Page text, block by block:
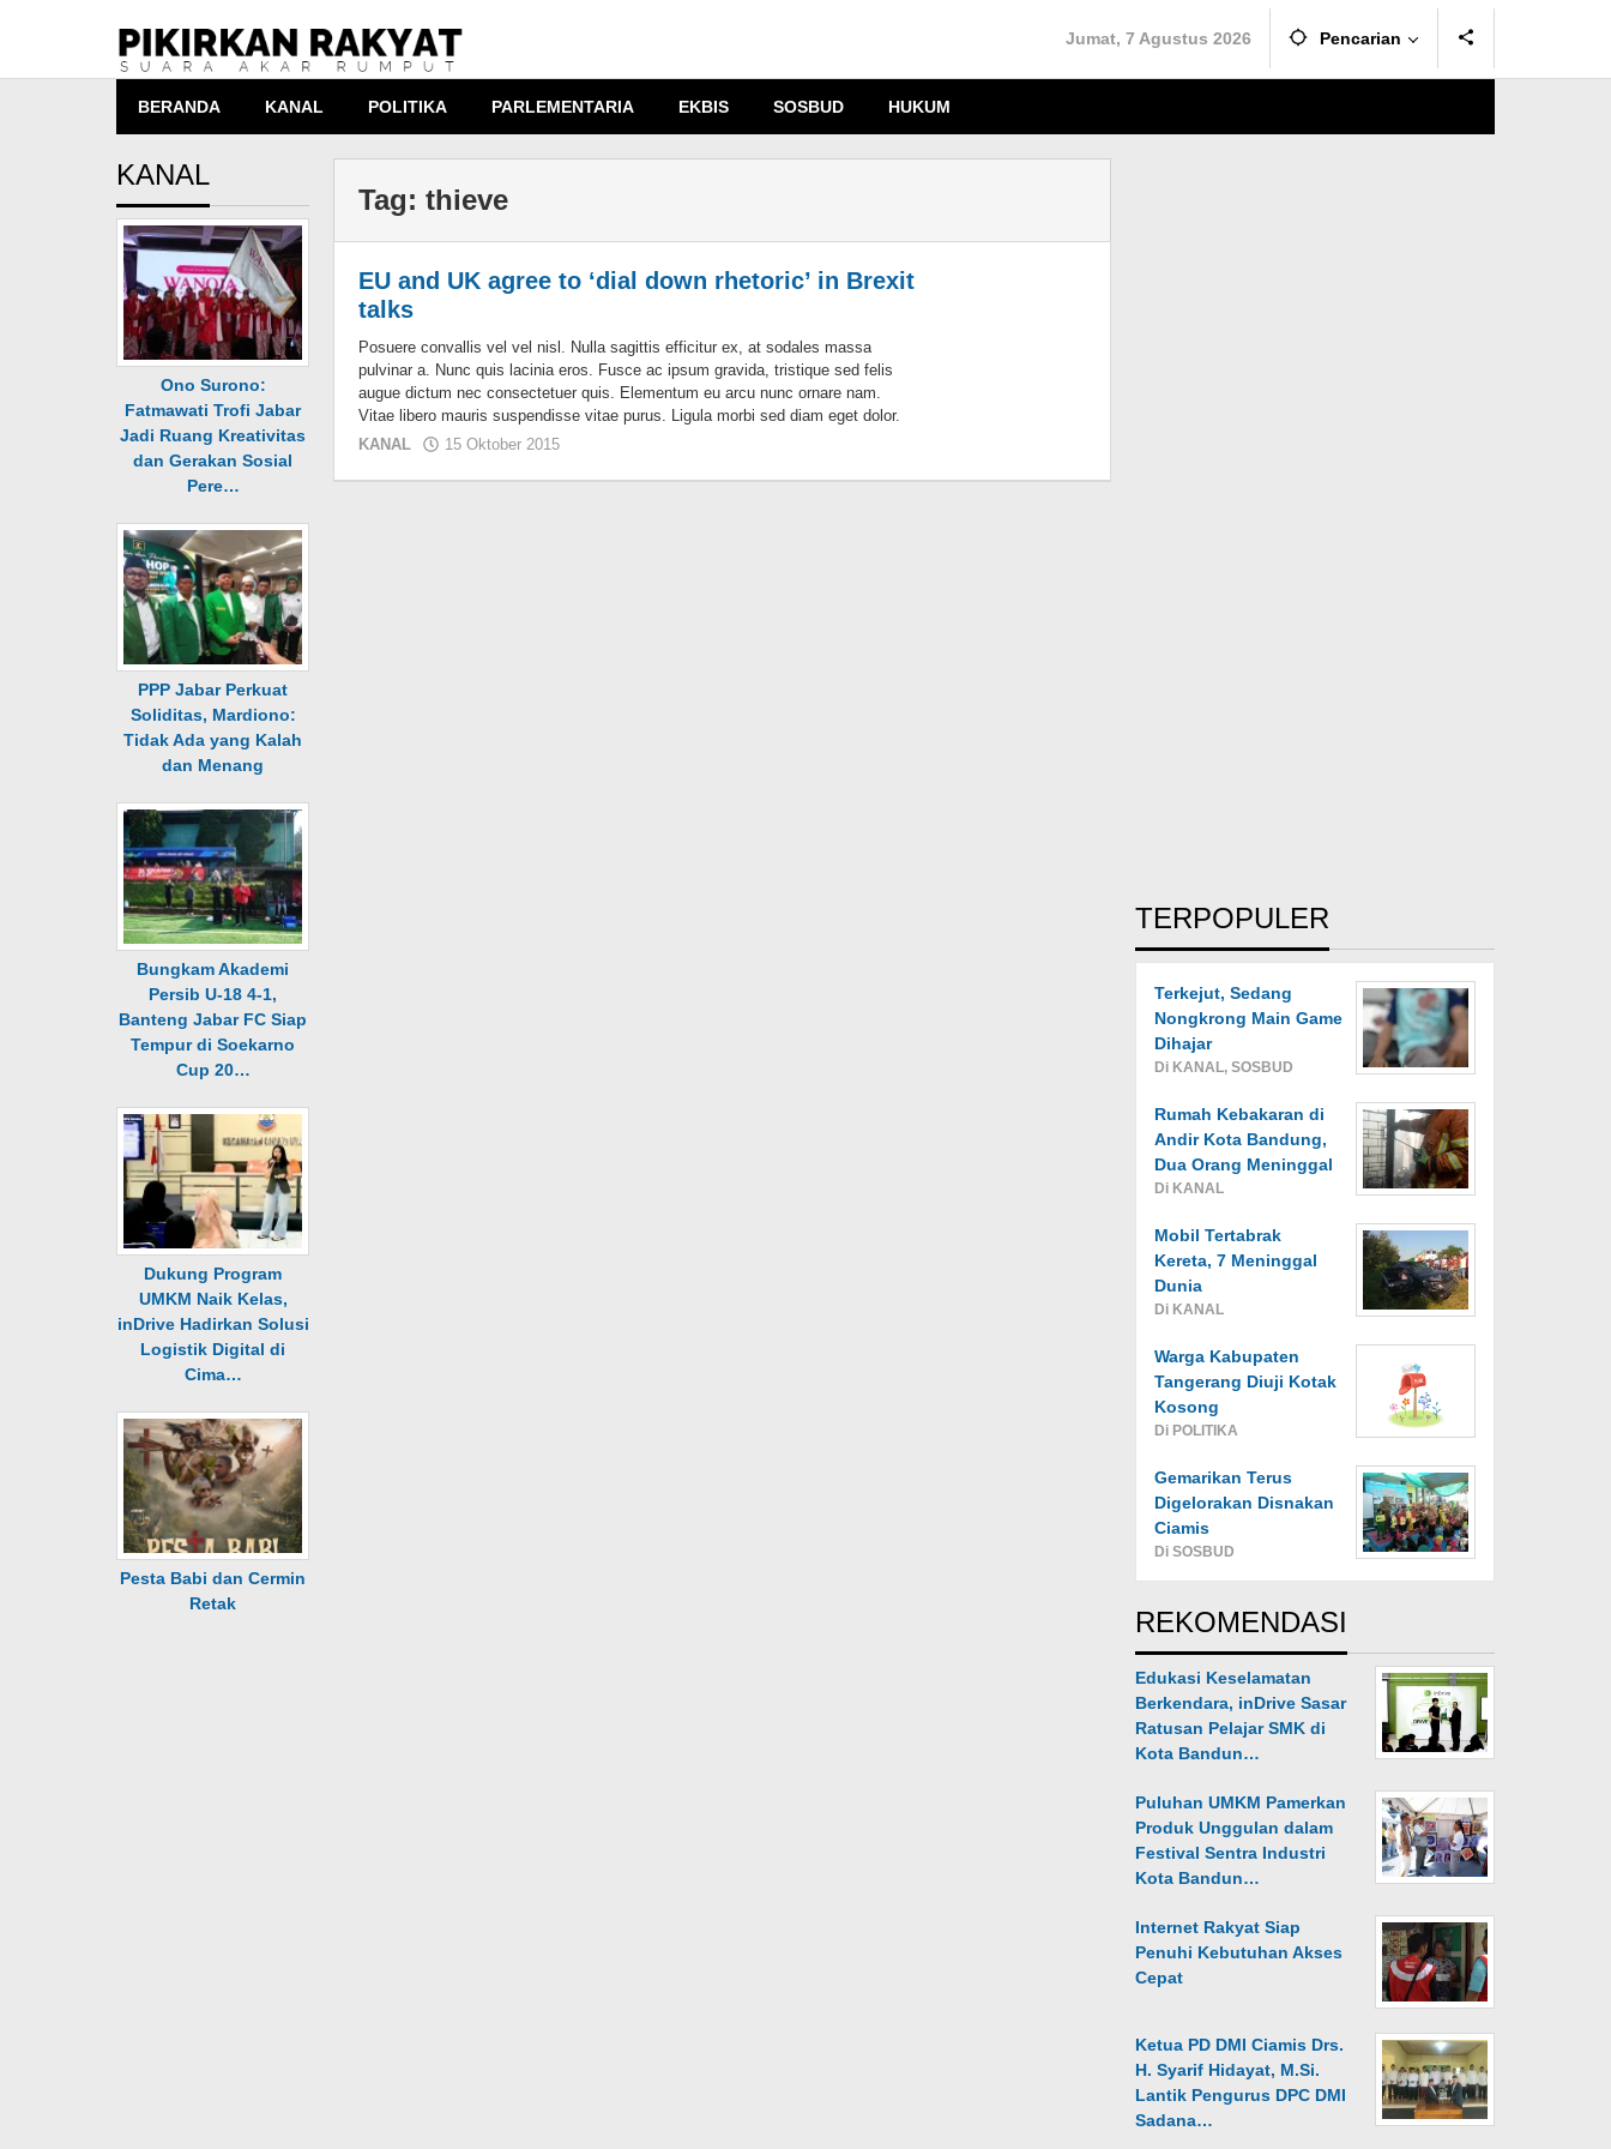
Jumat, 7 Agustus 2026 Pencarian
BERANDA KANAL POLITIKA PARLEMENTARIA EKBIS SOSBUD HUKUM
KANAL
Ono Surono:
Fatmawati Trofi Jabar
Jadi Ruang Kreativitas
dan Gerakan Sosial
Pere…
PPP Jabar Perkuat
Soliditas, Mardiono:
Tidak Ada yang Kalah
dan Menang
Bungkam Akademi
Persib U-18 4-1,
Banteng Jabar FC Siap
Tempur di Soekarno
Cup 20…
Dukung Program
UMKM Naik Kelas,
inDrive Hadirkan Solusi
Logistik Digital di
Cima…
Pesta Babi dan Cermin
Retak
Tag:thieve
EU and UK agree to ‘dial down rhetoric’ in Brexit
talks
Posuere convallis vel vel nisl. Nulla sagittis efficitur ex, at sodales massa
pulvinar a. Nunc quis lacinia eros. Fusce ac ipsum gravida, tristique sed felis
augue dictum nec consectetuer quis. Elementum eu arcu nunc ornare nam.
Vitae libero mauris suspendisse vitae purus. Ligula morbi sed diam eget dolor.
KANAL
15 Oktober 2015
TERPOPULER
Terkejut, Sedang
Nongkrong Main Game
Dihajar
Di KANAL, SOSBUD
Rumah Kebakaran di
Andir Kota Bandung,
Dua Orang Meninggal
Di KANAL
Mobil Tertabrak
Kereta, 7 Meninggal
Dunia
Di KANAL
Warga Kabupaten
Tangerang Diuji Kotak
Kosong
Di POLITIKA
Gemarikan Terus
Digelorakan Disnakan
Ciamis
Di SOSBUD
REKOMENDASI
Edukasi Keselamatan
Berkendara, inDrive Sasar
Ratusan Pelajar SMK di
Kota Bandun…
Puluhan UMKM Pamerkan
Produk Unggulan dalam
Festival Sentra Industri
Kota Bandun…
Internet Rakyat Siap
Penuhi Kebutuhan Akses
Cepat
Ketua PD DMI Ciamis Drs.
H. Syarif Hidayat, M.Si.
Lantik Pengurus DPC DMI
Sadana…